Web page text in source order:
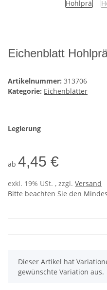
Eichenblatt
Artikelnummer: 313706
Kategorie: Eichenblätter
Legierung
ab 4,45 €
exkl. 19% USt. , zzgl. Versand
Bitte beachten Sie den
x
Dieser Artikel hat
gewünschte Variation aus.